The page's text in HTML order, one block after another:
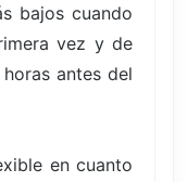
bajos cuando
vez y de
antes del
en cuanto